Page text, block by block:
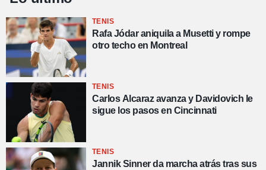
TENIS
Rafa Jódar aniquila a Musetti y rompe
otro techo en Montreal
TENIS
Carlos Alcaraz avanza y Davidovich le
sigue los pasos en Cincinnati
TENIS
Jannik Sinner da marcha atrás tras sus